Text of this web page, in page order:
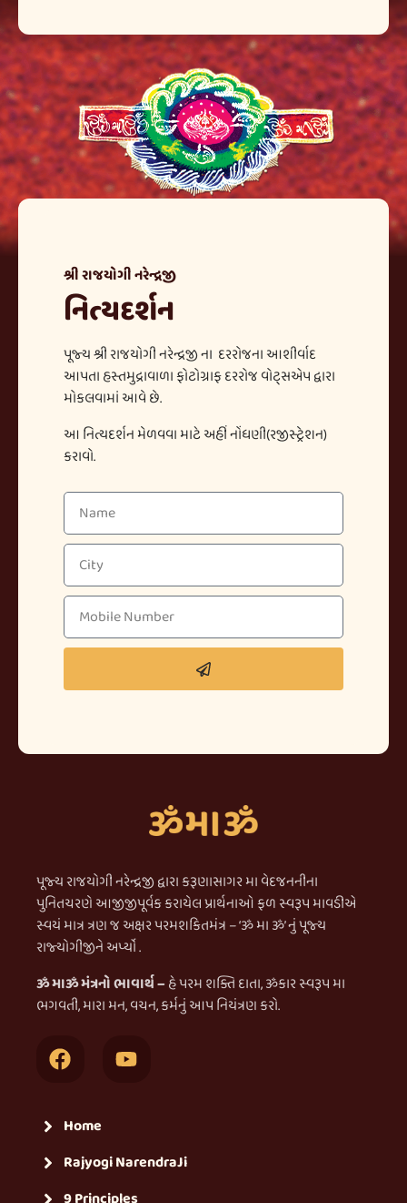
શ્રી રાજયોગી નરેન્દ્રજી
નિત્યદર્શન
પૂજ્ય શ્રી રાજયોગી નરેન્દ્રજી ના દરરોજના આશીર્વાદ
આપતા હસ્તમુદ્રાવાળા ફોટોગ્રાફ દરરોજ વોટ્સએપ દ્વારા
મોકલવામાં આવે છે.
આ નિત્યદર્શન મેળવવા માટે અહીં નોંધણી(રજીસ્ટ્રેશન)
કરાવો.
પૂજ્ય રાજયોગી નરેન્દ્રજી દ્વારા કરૂણાસાગર મા વેદજનનીના
પુનિતચરણે આજીજીપૂર્વક કરાયેલ પ્રાર્થનાઓ ફળ સ્વરૂપ માવડીએ
સ્વયં માત્ર ત્રણ જ અક્ષર પરમશકિતમંત્ર – ‘ૐ મા ૐ’ નું પૂજ્ય
રાજ્યોગીજીને અર્પ્યો .
ૐ માૐ મંત્રનો ભાવાર્થ –હે પરમ શક્તિ દાતા, ૐકાર સ્વરૂપ મા
ભગવતી, મારા મન, વચન, કર્મનું આપ નિયંત્રણ કરો.
Home
Rajyogi NarendraJi